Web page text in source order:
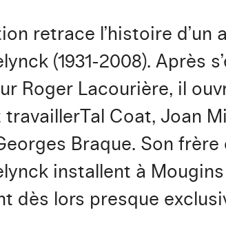
retrace l’histoire
(1931-2008). Après
Roger Lacourière, il
travaillerTal Coat, Joan
Braque. Son
installent à
dès lors presque